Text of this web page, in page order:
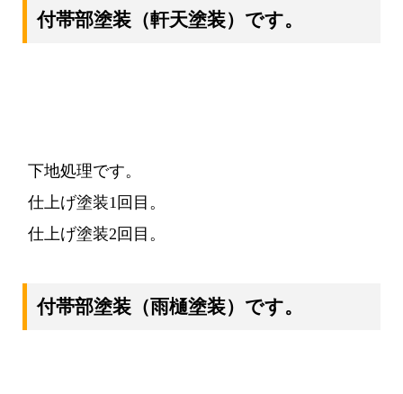
付帯部塗装（軒天塗装） です。
下地処理です。
仕上げ塗装1回目。
仕上げ塗装2回目。
付帯部塗装（雨樋塗装） です。